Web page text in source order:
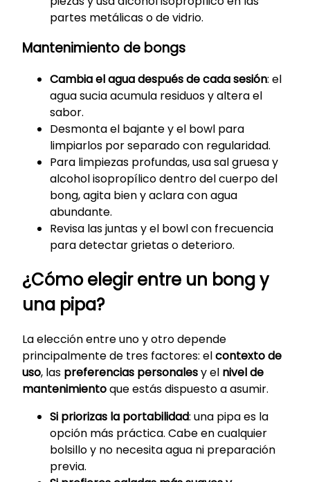
partes metálicas o de vidrio.
Mantenimiento de bongs
Cambia el agua después de cada sesión: el
agua sucia acumula residuos y altera el
sabor.
Desmonta el bajante y el bowl para
limpiarlos por separado con regularidad.
Para limpiezas profundas, usa sal gruesa y
alcohol isopropílico dentro del cuerpo del
bong, agita bien y aclara con agua
abundante.
Revisa las juntas y el bowl con frecuencia
para detectar grietas o deterioro.
¿Cómo elegir entre un bong y
una pipa?
La elección entre uno y otro depende
principalmente de tres factores: elcontexto de
uso, las preferencias personalesy el nivel de
mantenimientoque estás dispuesto a asumir.
Si priorizas la portabilidad: una pipa es la
opción más práctica. Cabe en cualquier
bolsillo y no necesita agua ni preparación
previa.